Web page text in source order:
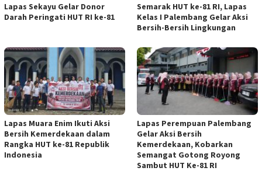
Lapas Sekayu Gelar Donor
Darah Peringati HUT RI ke-81
Semarak HUT ke-81 RI, Lapas
Kelas I Palembang Gelar Aksi
Bersih-Bersih Lingkungan
Lapas Muara Enim Ikuti Aksi
Bersih Kemerdekaan dalam
Rangka HUT ke-81 Republik
Indonesia
Lapas Perempuan Palembang
Gelar Aksi Bersih
Kemerdekaan, Kobarkan
Semangat Gotong Royong
Sambut HUT Ke-81 RI